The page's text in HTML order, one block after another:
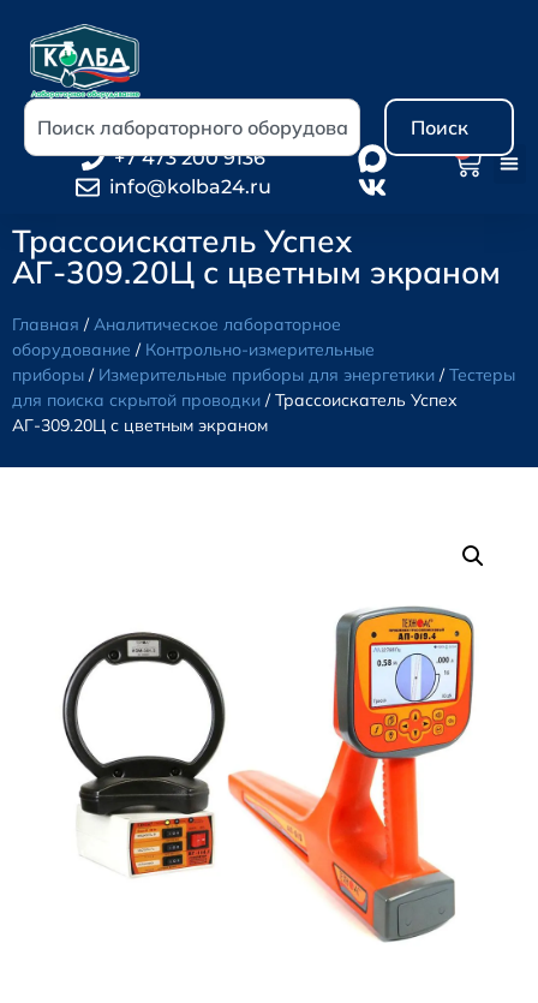
Поиск
+7 473 200 9136
info@kolba24.ru
Трассоискатель Успех
АГ-309.20Ц с цветным экраном
Главная /Аналитическое лабораторное
оборудование / Контрольно-измерительные
приборы / Измерительные приборы для энергетики /Тестеры
для поиска скрытой проводки / Трассоискатель Успех
АГ-309.20Ц с цветным экраном